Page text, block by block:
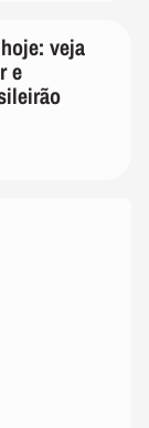
veja
e